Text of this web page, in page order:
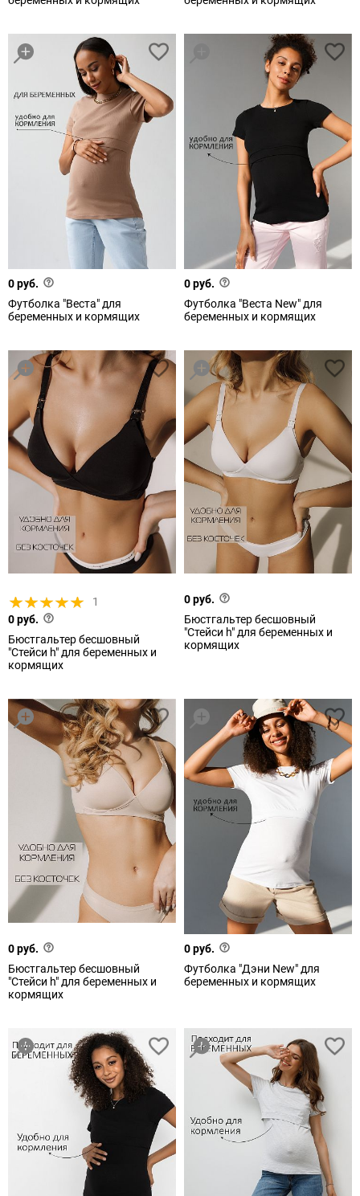
0 руб.
Футболка "Веста" для
беременных и кормящих
0 руб.
Футболка "Веста New" для
беременных и кормящих
1
0 руб.
Бюстгальтер бесшовный
"Стейси h" для беременных и
кормящих
0 руб.
Бюстгальтер бесшовный
"Стейси h" для беременных и
кормящих
0 руб.
Бюстгальтер бесшовный
"Стейси h" для беременных и
кормящих
0 руб.
Футболка "Дэни New" для
беременных и кормящих